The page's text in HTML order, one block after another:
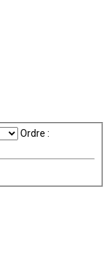
Ordre :